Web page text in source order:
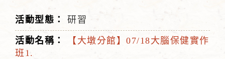
研習
【大墩分館】07/18大腦保健實作
班1.